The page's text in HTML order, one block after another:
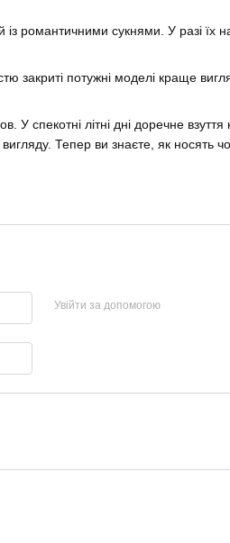
романтичними сукнями. У разі їх
потужні моделі краще
У спекотні літні дні доречне
Тепер ви знаєте, як носять
Увійти за допомогою